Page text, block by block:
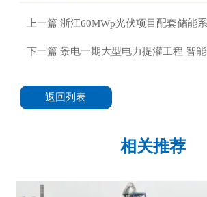
上一篇 浙江60MWp光伏项目配套储能
下一篇 景电一期大型电力提灌工程 智
返回列表
相关推荐